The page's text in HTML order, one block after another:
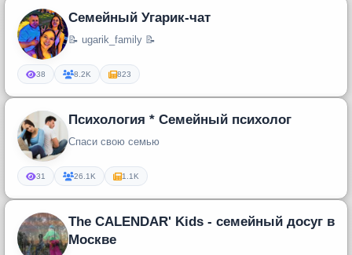
Семейный Угарик-чат
📝 ugarik_family 📝
38 8.2K 823
Психология * Семейный психолог
Спаси свою семью
31 26.1K 1.1K
The CALENDAR' Kids - семейный досуг в
Москве